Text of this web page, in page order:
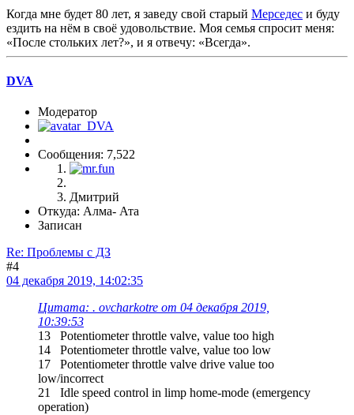
Когда мне будет 80 лет, я заведу свой старый Мерседес и буду
ездить на нём в своё удовольствие. Моя семья спросит меня:
«После стольких лет?», и я отвечу: «Всегда».
DVA
Модератор
Сообщения: 7,522
Дмитрий
Откуда: Алма- Ата
Записан
Re: Проблемы с ДЗ
#4
04 декабря 2019, 14:02:35
Цитата: . ovcharkotre от 04 декабря 2019,
10:39:53
13 Potentiometer throttle valve, value too high
14 Potentiometer throttle valve, value too low
17 Potentiometer throttle valve drive value too
low/incorrect
21 Idle speed control in limp home-mode (emergency
operation)